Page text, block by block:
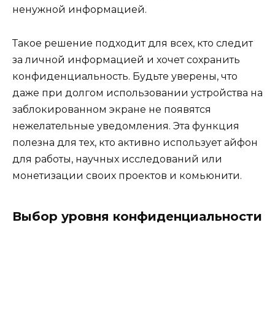
ненужной информацией.
Такое решение подходит для всех, кто следит
за личной информацией и хочет сохранить
конфиденциальность. Будьте уверены, что
даже при долгом использовании устройства на
заблокированном экране не появятся
нежелательные уведомления. Эта функция
полезна для тех, кто активно использует айфон
для работы, научных исследований или
монетизации своих проектов и комьюнити.
Выбор уровня конфиденциальности